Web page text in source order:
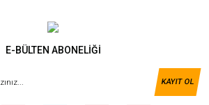
E-BÜLTEN ABONELİĞİ
KAYIT OL